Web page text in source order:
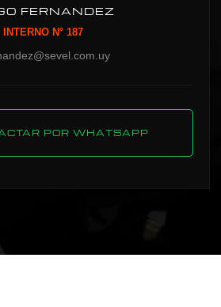
FERNANDEZ
INTERNO N° 187
POR WHATSAPP